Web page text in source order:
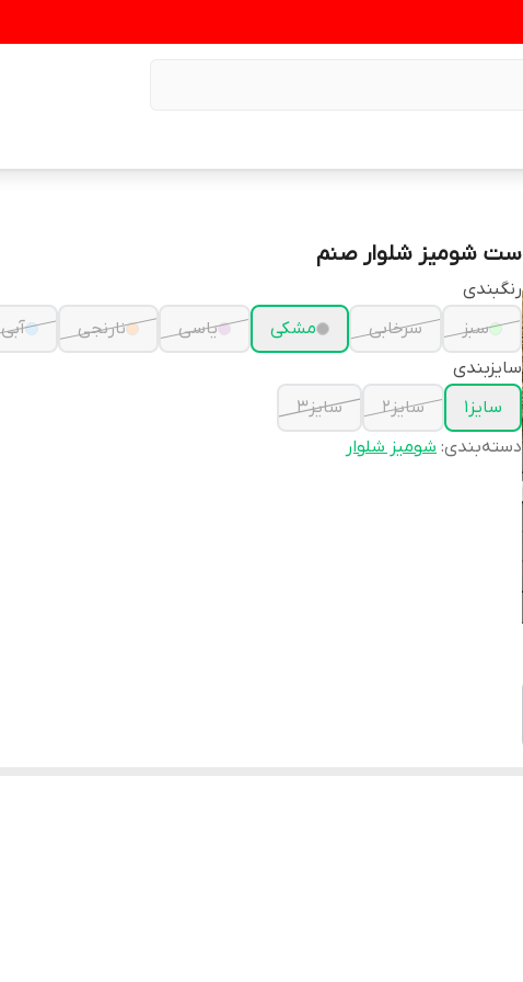
ست شومیز شلوار صنم
رنگبندی
سبز
سرخابی مشکی یاسی نارنجی
آبی
سایزبندی
سایز۱
سایز۲
سایز۳
دسته‌بندی: شومیز شلوار